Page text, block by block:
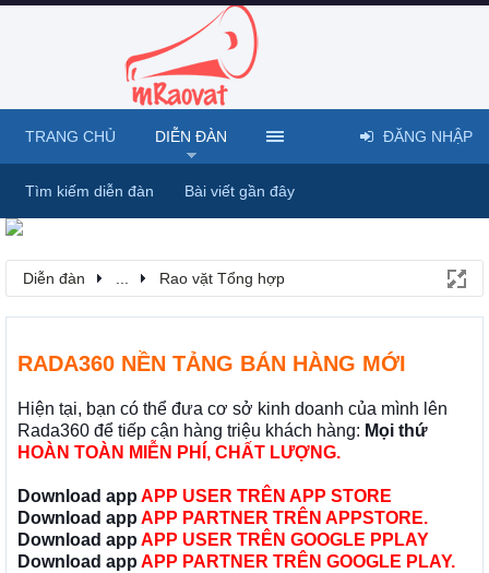
Diễn đàn Rao vặt Tổng hợp
RADA360 NỀN TẢNG BÁN HÀNG MỚI
Hiện tại, bạn có thể đưa cơ sở kinh doanh của mình lên
Rada360 để tiếp cận hàng triệu khách hàng: Mọi thứ
HOÀN TOÀN MIỄN PHÍ, CHẤT LƯỢNG.
Download app APP USER TRÊN APP STORE
Download app APP PARTNER TRÊN APPSTORE.
Download app APP USER TRÊN GOOGLE PPLAY
Download app APP PARTNER TRÊN GOOGLE PLAY.
TRANG CHỦ DIỄN ĐÀN
Tìm kiếm diễn đàn Bài viết gần đây
ĐĂNG NHẬP